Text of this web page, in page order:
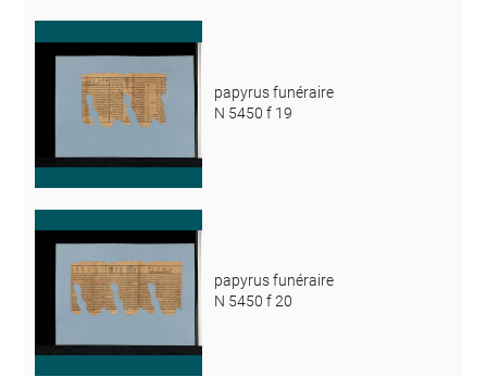
papyrus funéraire
N 5450 f 19
papyrus funéraire
N 5450 f 20